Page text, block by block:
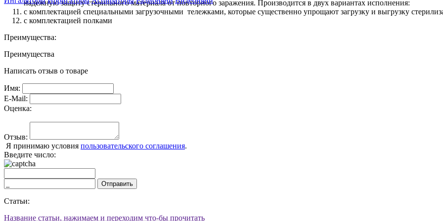
надежную защиту стерильного материала от повторного заражения. Производится в двух вариантах исполнения:
с комплектацией специальными загрузочными тележками, которые существенно упрощают загрузку и выгрузку
с комплектацией полками
Преимущества:
Преимущества
Написать отзыв о товаре
Имя:
E-Mail:
Оценка:
Отзыв:
Я принимаю условия пользовательского соглашения.
Введите число:
Отправить
Статьи:
Название статьи, нажимаем и переходим что-бы прочитать